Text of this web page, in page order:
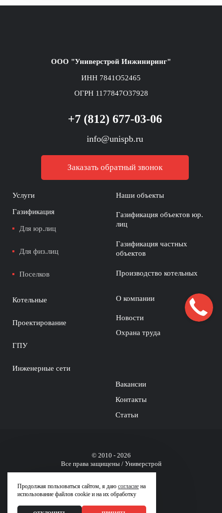
Услуги
Газификация
Для юр.лиц
Для физ.лиц
Поселков
Котельные
Проектирование
ГПУ
Инженерные сети
Наши объекты
Газификация объектов юр.
лиц
Газификация частных
объектов
Производство котельных
О компании
Новости
Охрана труда
Вакансии
Контакты
Статьи
ООО "Универстрой Инжиниринг"
ИНН 7841O52465
ОГРН 1177847O37928
+7 (812) 677-03-06
info@unispb.ru
Заказать обратный звонок
© 2010 - 2026
Все права защищены / Универстрой
Политика
Продолжая пользоваться сайтом, я даю согласие на
использование файлов cookie и на их обработку